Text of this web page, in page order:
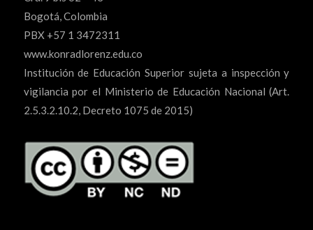
Bogotá, Colombia
PBX +57 1 3472311
www.konradlorenz.edu.co
Institución de Educación Superior sujeta a inspección y
vigilancia por el Ministerio de Educación Nacional (Art.
2.5.3.2.10.2, Decreto 1075 de 2015)